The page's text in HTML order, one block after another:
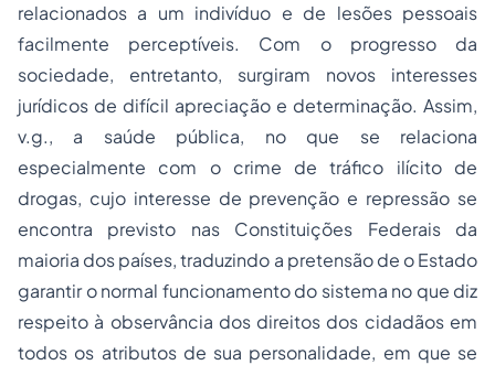
relacionados a um indivíduo e de lesões pessoais
facilmente perceptíveis. Com o progresso da
sociedade, entretanto, surgiram novos interesses
jurídicos de difícil apreciação e determinação. Assim,
v.g., a saúde pública, no que se relaciona
especialmente com o crime de tráfico ilícito de
drogas, cujo interesse de prevenção e repressão se
encontra previsto nas Constituições Federais da
maioria dos países, traduzindo a pretensão de o Estado
garantir o normal funcionamento do sistema no que diz
respeito à observância dos direitos dos cidadãos em
todos os atributos de sua personalidade, em que se